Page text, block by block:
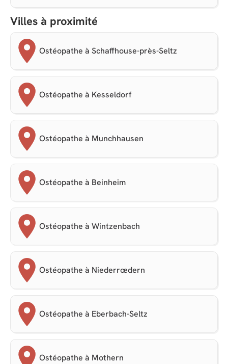
Villes à proximité
Ostéopathe à Schaffhouse-près-Seltz
Ostéopathe à Kesseldorf
Ostéopathe à Munchhausen
Ostéopathe à Beinheim
Ostéopathe à Wintzenbach
Ostéopathe à Niederrœdern
Ostéopathe à Eberbach-Seltz
Ostéopathe à Mothern